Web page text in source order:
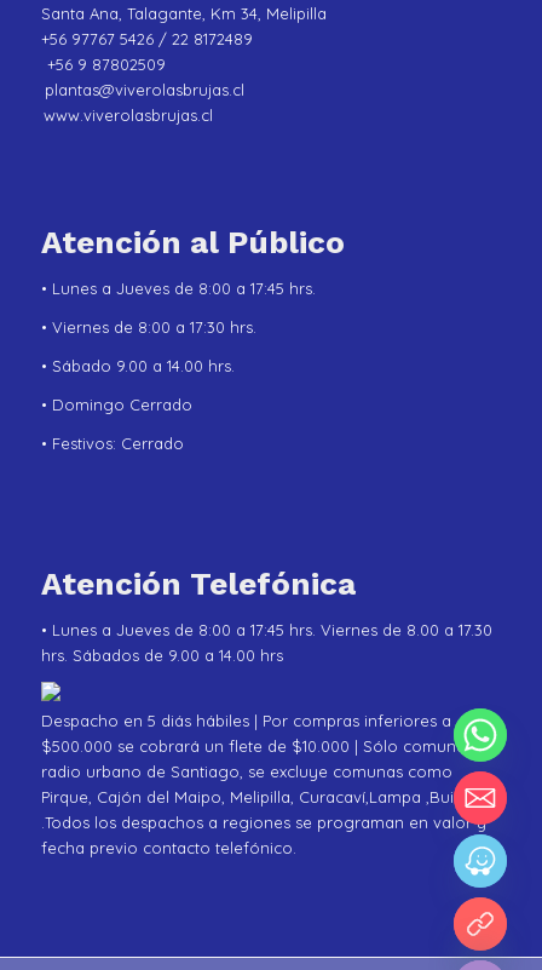
Santa Ana, Talagante, Km 34, Melipilla
+56 97767 5426 / 22 8172489
+56 9 87802509
plantas@viverolasbrujas.cl
www.viverolasbrujas.cl
Atención al Público
• Lunes a Jueves de 8:00 a 17:45 hrs.
• Viernes de 8:00 a 17:30 hrs.
• Sábado 9.00 a 14.00 hrs.
• Domingo Cerrado
• Festivos: Cerrado
Atención Telefónica
• Lunes a Jueves de 8:00 a 17:45 hrs. Viernes de 8.00 a 17.30
hrs. Sábados de 9.00 a 14.00 hrs
Despacho en 5 diás hábiles | Por compras inferiores a
$500.000 se cobrará un flete de $10.000 | Sólo comunas de
radio urbano de Santiago, se excluye comunas como
Pirque, Cajón del Maipo, Melipilla, Curacaví,Lampa ,Buin
.Todos los despachos a regiones se programan en valor y
fecha previo contacto telefónico.
Hide
chaty